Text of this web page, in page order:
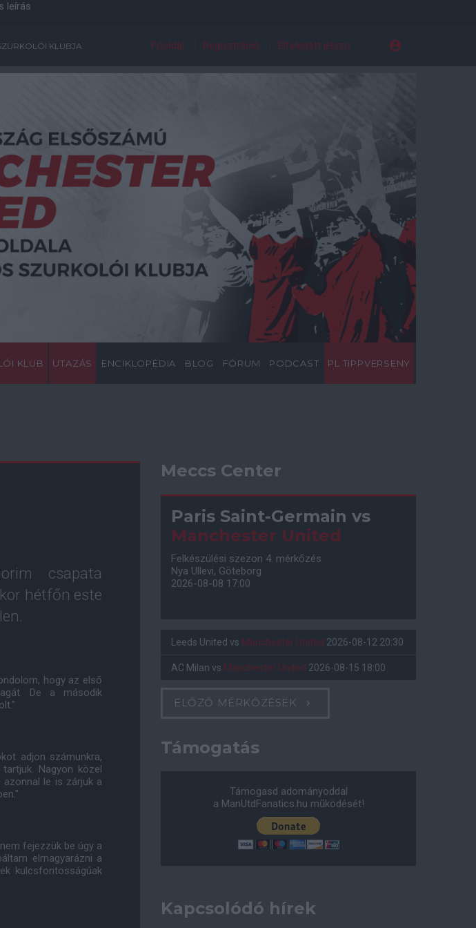
leírás
KLUBJA Főoldal Regisztráció Elfelejtett jelszó
KLUB UTAZÁS ENCIKLOPÉDIA BLOG FÓRUM PODCAST PL TIPPVERSENY
csapata
hétfőn este
hogy az első
De a második
adjon számunkra,
Nagyon közel
le is zárjuk a
fejezzük be úgy a
elmagyarázni a
kulcsfontosságúak
Meccs Center
Paris Saint-Germain vs
Manchester United
Felkészülési szezon 4. mérkőzés
Nya Ullevi, Göteborg
2026-08-08 17:00
Leeds United vs Manchester United 2026-08-12 20:30
AC Milan vs Manchester United 2026-08-15 18:00
ELŐZŐ MÉRKŐZÉSEK
Támogatás
Támogasd adományoddal
a ManUtdFanatics.hu működését!
Kapcsolódó hírek